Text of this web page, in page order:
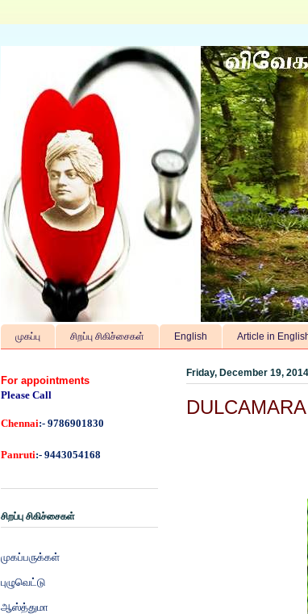
முகப்பு சிறப்பு சிகிச்சைகள் English Article in
Friday, December 19, 2014
For appointments
Please Call
Chennai:- 9786901830
Panruti:- 9443054168
சிறப்பு சிகிச்சைகள்
முகப்பருக்கள்
புழுவெட்டு
ஆஸ்த்துமா